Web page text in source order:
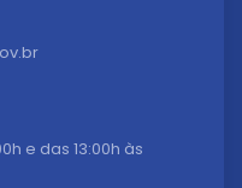
e das 13:00h às